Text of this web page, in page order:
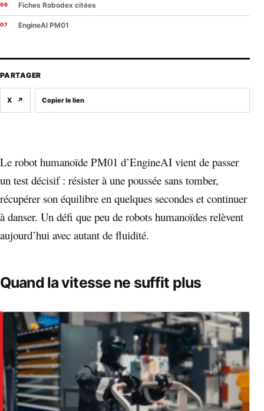
Le robot humanoïde PM01 d’EngineAI vient de passer
un test décisif : résister à une poussée sans tomber,
récupérer son équilibre en quelques secondes et continuer
à danser. Un défi que peu de robots humanoïdes relèvent
aujourd’hui avec autant de fluidité.
Quand la vitesse ne suffit plus
Fiches Robodex citées
EngineAI PM01
PARTAGER
X ↗ Copier le lien